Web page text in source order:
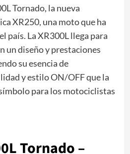
Tornado, la nueva
XR250, una moto que ha
país. La XR300L llega para
un diseño y prestaciones
su esencia de
y estilo ON/OFF que la
para los motociclistas
Tornado –